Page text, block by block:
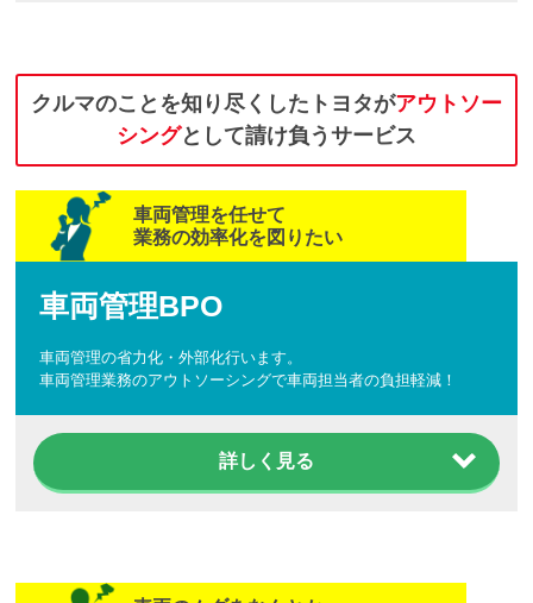
クルマのことを知り尽くしたトヨタがアウトソー
シングとして請け負うサービス
車両管理を任せて
業務の効率化を図りたい
車両管理BPO
車両管理の省力化・外部化行います。
車両管理業務のアウトソーシングで車両担当者の負担軽減！
詳しく見る